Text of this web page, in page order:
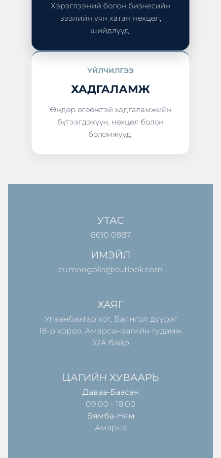
Хэрэглээний болон бизнесийн
зээлийн уян хатан нөхцөл,
шийдлүүд.
ҮЙЛЧИЛГЭЭ
ХАДГАЛАМЖ
Өндөр өгөөжтэй хадгаламжийн
бүтээгдэхүүн, нөхцөл болон
боломжууд.
УТАС
8610 0887
ИМЭЙЛ
cumongolia@outlook.com
ХАЯГ
Улаанбаатар хот, Баянгол дүүрэг
18-р хороо, Амарсанаагийн гудамж
32А байр
ЦАГИЙН ХУВААРЬ
Даваа-Баасан
09.00 - 18.00
Бямба-Ням
Амарна